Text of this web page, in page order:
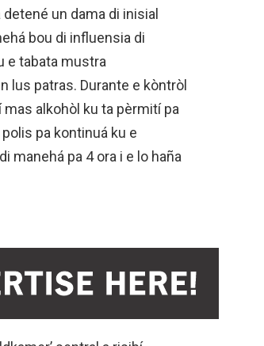
detené un dama di inisial
bou di influensia di
e tabata mustra
lus patras. Durante e kòntròl
alkohòl ku ta pèrmití pa
pa kontinuá ku e
manehá pa 4 ora i e lo haña